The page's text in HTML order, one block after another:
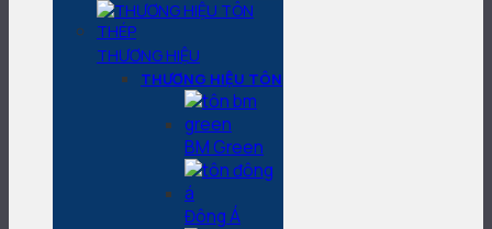
THƯƠNG HIỆU
THƯƠNG HIỆU TÔN
BM Green
Đông Á